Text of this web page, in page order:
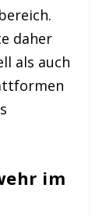
daher
als auch
im